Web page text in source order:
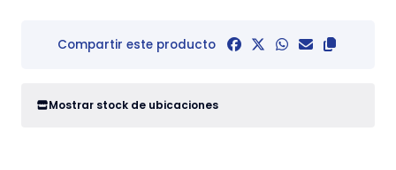
Compartir este producto
Mostrar stock de ubicaciones